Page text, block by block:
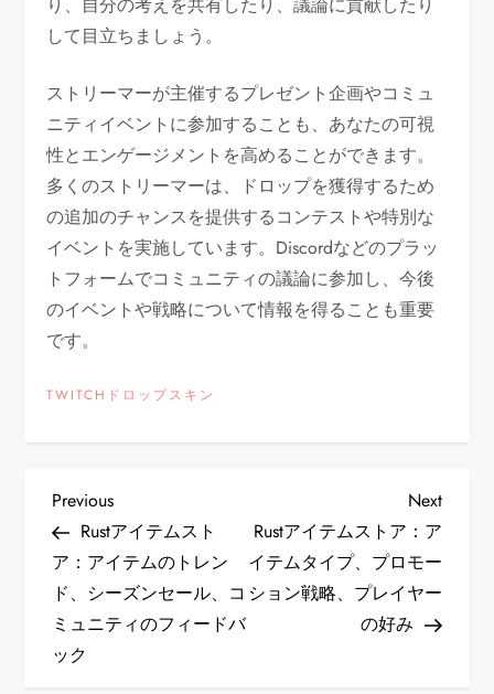
して目立ちましょう。
ストリーマーが主催するプレゼント企画やコミュ
ニティイベントに参加することも、あなたの可視
性とエンゲージメントを高めることができます。
多くのストリーマーは、ドロップを獲得するため
の追加のチャンスを提供するコンテストや特別な
イベントを実施しています。Discordなどのプラッ
トフォームでコミュニティの議論に参加し、今後
のイベントや戦略について情報を得ることも重要
です。
TWITCHドロップスキン
P
o
s
t
Previous
Post
Previous
Rustアイテムスト
ア：アイテムのトレン
ド、シーズンセール、コ
ミュニティのフィードバ
ック
Next
Post
Next
Rustアイテムストア：ア
イテムタイプ、プロモー
ション戦略、プレイヤー
の好み